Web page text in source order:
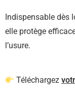
Indispensable dès
elle protège
l’usure.
Téléchargez